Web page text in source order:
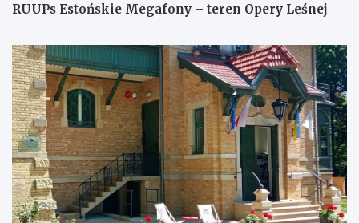
RUUPs Estońskie Megafony – teren Opery Leśnej